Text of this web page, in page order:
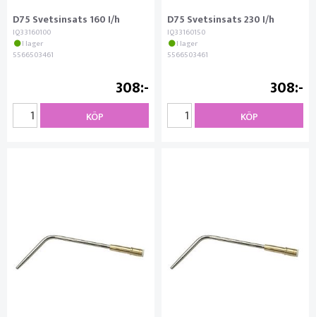
D75 Svetsinsats 160 I/h
IQ33160100
I lager
5566503461
308
KÖP
D75 Svetsinsats 230 I/h
IQ33160150
I lager
5566503461
308
KÖP